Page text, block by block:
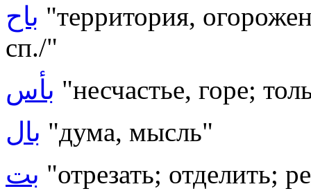
باح "территория,
сп./"
بأس "несчастье, горе;
بال "дума, мысль"
بت "отрезать; отделить;